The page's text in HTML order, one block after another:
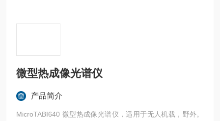
微型热成像光谱仪
产品简介
MicroTABI640 微型热成像光谱仪，适用于无人机载，野外。